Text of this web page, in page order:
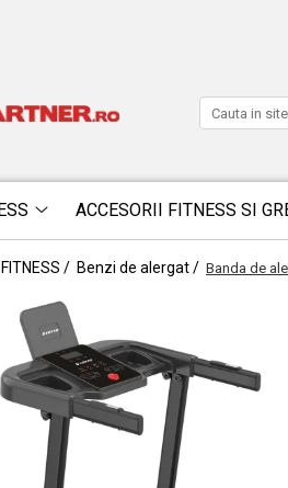
ACCESORII FITNESS SI
/ Benzi de alergat / Banda de